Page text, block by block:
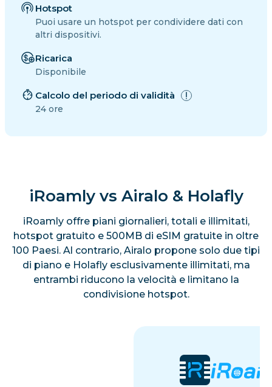
Hotspot
Puoi usare un hotspot per condividere dati con
altri dispositivi.
Ricarica
Disponibile
Calcolo del periodo di validità
24 ore
iRoamly vs Airalo & Holafly
iRoamly offre piani giornalieri, totali e illimitati,
hotspot gratuito e 500MB di eSIM gratuite in oltre
100 Paesi. Al contrario, Airalo propone solo due tipi
di piano e Holafly esclusivamente illimitati, ma
entrambi riducono la velocità e limitano la
condivisione hotspot.